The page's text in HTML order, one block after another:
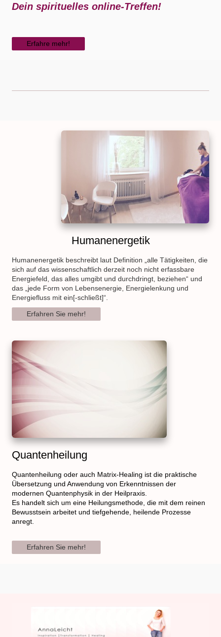
Dein spirituelles online-Treffen!
Erfahre mehr!
Humanenergetik
Humanenergetik beschreibt laut Definition „alle Tätigkeiten, die
sich auf das wissenschaftlich derzeit noch nicht erfassbare
Energiefeld, das alles umgibt und durchdringt, beziehen“ und
das „jede Form von Lebensenergie, Energielenkung und
Energiefluss mit ein[-schließt]“.
Erfahren Sie mehr!
Quantenheilung
Quantenheilung oder auch Matrix-Healing ist die praktische
Übersetzung und Anwendung von Erkenntnissen der
modernen Quantenphysik in der Heilpraxis.
Es handelt sich um eine Heilungsmethode, die mit dem reinen
Bewusstsein arbeitet und tiefgehende, heilende Prozesse
anregt.
Erfahren Sie mehr!